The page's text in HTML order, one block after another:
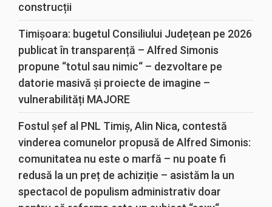
construcții
Timișoara: bugetul Consiliului Județean pe 2026
publicat în transparență – Alfred Simonis
propune “totul sau nimic“ – dezvoltare pe
datorie masivă și proiecte de imagine –
vulnerabilități MAJORE
Fostul șef al PNL Timiș, Alin Nica, contestă
vinderea comunelor propusă de Alfred Simonis:
comunitatea nu este o marfă – nu poate fi
redusă la un preț de achiziție – asistăm la un
spectacol de populism administrativ doar